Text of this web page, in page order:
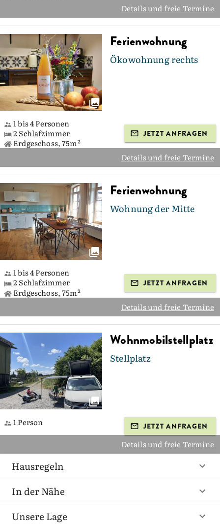
Details und freie Termine
Ferienwohnung
Ökowohnung rechts
1 bis 4 Personen
2 Schlafzimmer
Erdgeschoss, 75m²
JETZT ANFRAGEN
Details und freie Termine
Ferienwohnung
Wohnung der Mitte
1 bis 4 Personen
2 Schlafzimmer
Erdgeschoss, 75m²
JETZT ANFRAGEN
Details und freie Termine
Wohnmobilstellplatz
Stellplatz
1 Person JETZT ANFRAGEN
Details und freie Termine
Hausregeln
In der Nähe
Unsere Lage